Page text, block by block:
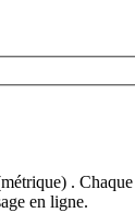
.
en ligne.